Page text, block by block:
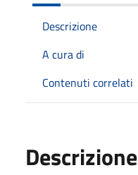
Descrizione
A cura di
Contenuti correlati
Descrizione